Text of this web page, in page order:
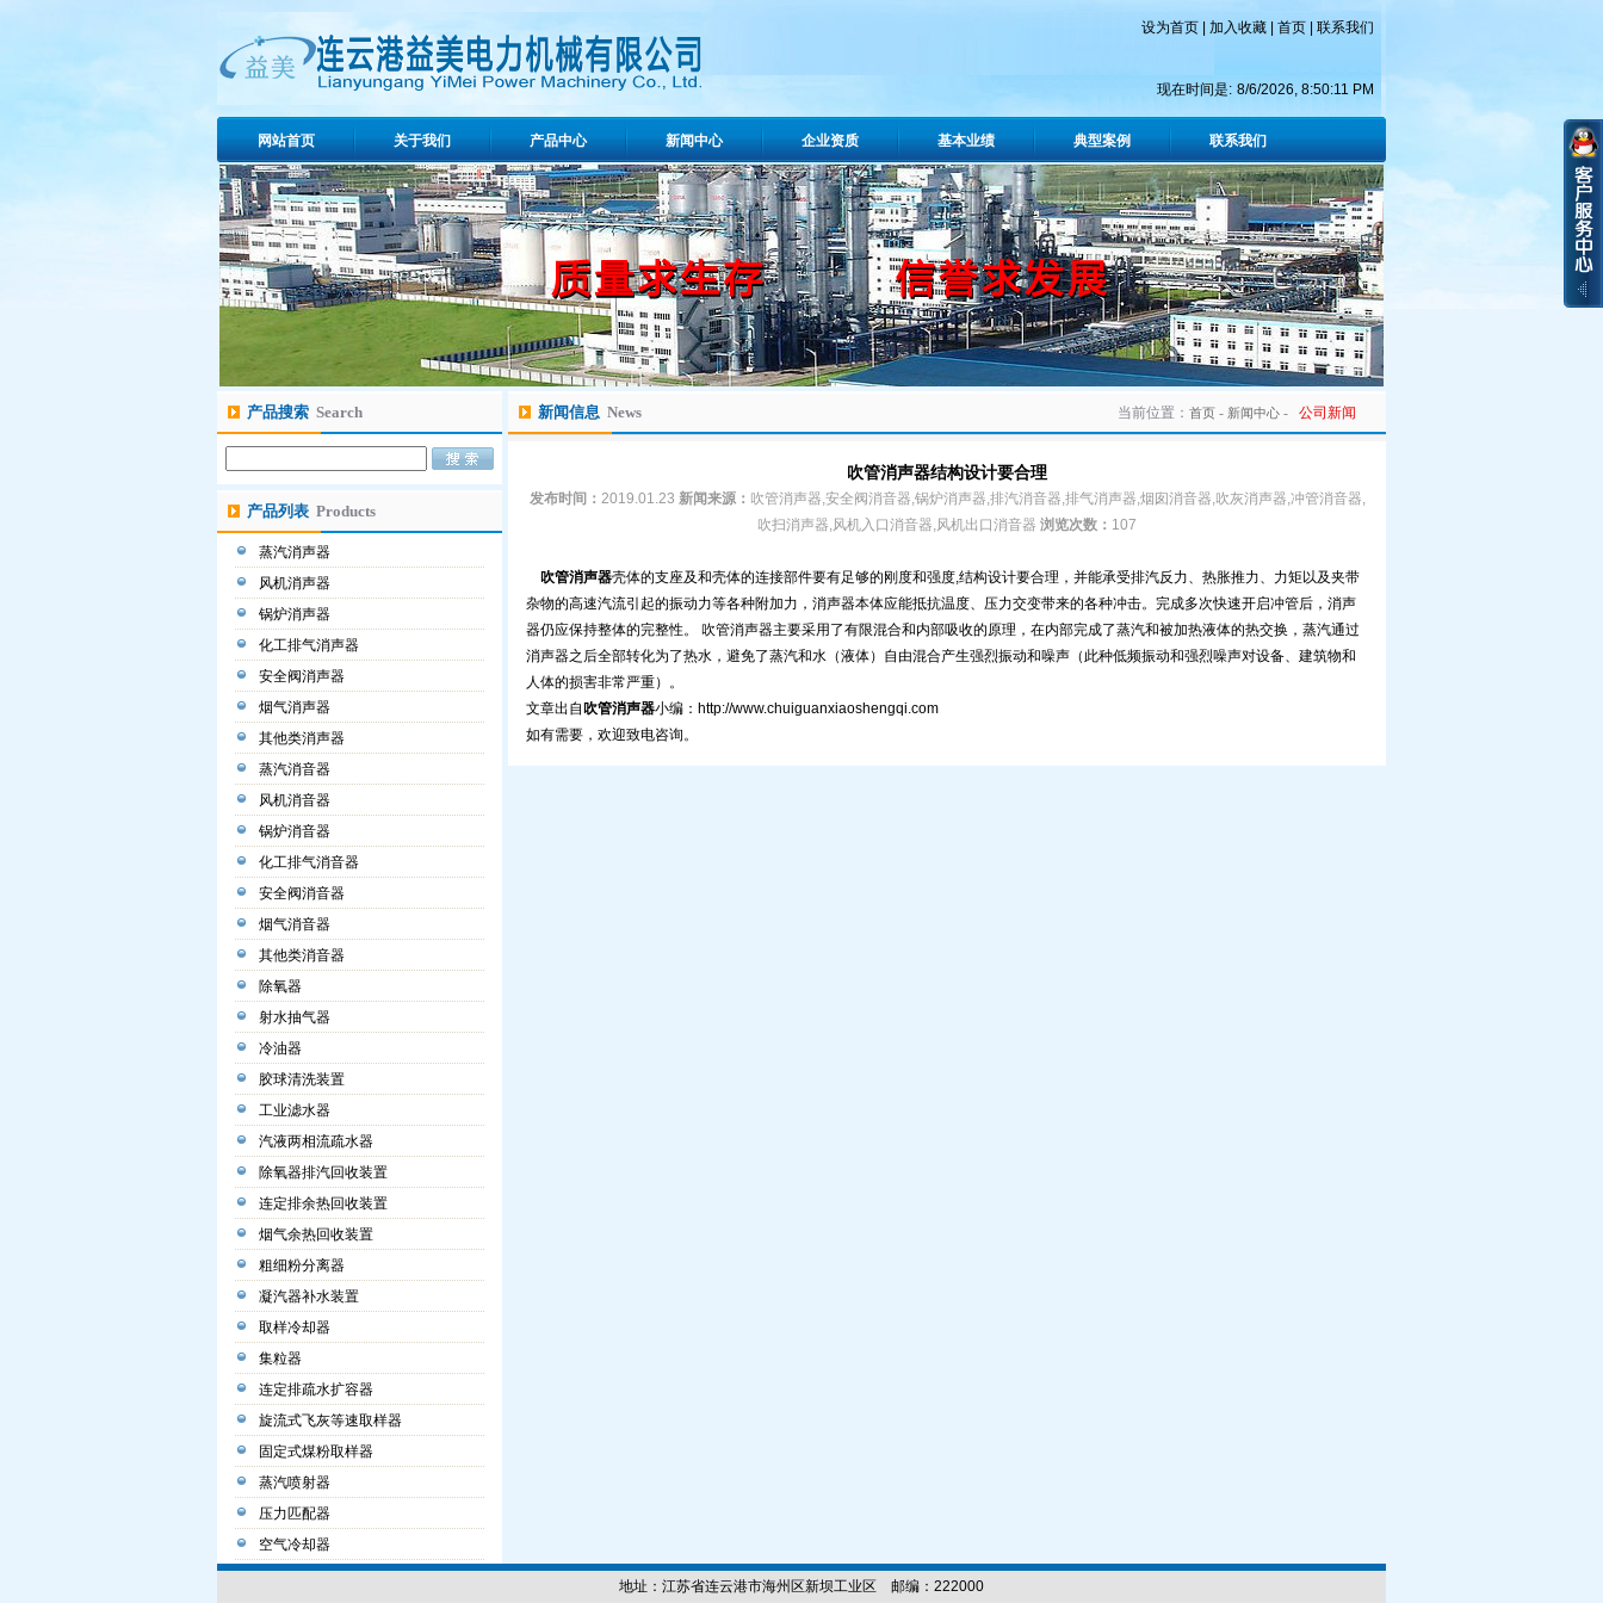
设为首页 加入收藏 首页 联系我们
现在时间是: 8/6/2026, 8:50:12 PM
网站首页 关于我们 产品中心 新闻中心 企业资质 基本业绩 典型案例 联系我们
产品搜索 Search
产品列表 Products
蒸汽消声器
风机消声器
锅炉消声器
化工排气消声器
安全阀消声器
烟气消声器
其他类消声器
蒸汽消音器
风机消音器
锅炉消音器
化工排气消音器
安全阀消音器
烟气消音器
其他类消音器
除氧器
射水抽气器
冷油器
胶球清洗装置
工业滤水器
汽液两相流疏水器
除氧器排汽回收装置
连定排余热回收装置
烟气余热回收装置
粗细粉分离器
凝汽器补水装置
取样冷却器
集粒器
连定排疏水扩容器
旋流式飞灰等速取样器
固定式煤粉取样器
蒸汽喷射器
压力匹配器
空气冷却器
新闻信息 News 当前位置： 首页 - 新闻中心 - 公司新闻
吹管消声器结构设计要合理
发布时间： 2019.01.23 新闻来源： 吹管消声器,安全阀消音器,锅炉消声器,排汽消音器,排气消声器,烟囱消音器,吹灰消声器,冲管消音器,
吹扫消声器,风机入口消音器,风机出口消音器 浏览次数： 107
吹管消声器壳体的支座及和壳体的连接部件要有足够的刚度和强度,结构设计要合理，并能承受排汽反力、热胀推力、力矩以及夹带
杂物的高速汽流引起的振动力等各种附加力，消声器本体应能抵抗温度、压力交变带来的各种冲击。完成多次快速开启冲管后，消声
器仍应保持整体的完整性。 吹管消声器主要采用了有限混合和内部吸收的原理，在内部完成了蒸汽和被加热液体的热交换，蒸汽通过
消声器之后全部转化为了热水，避免了蒸汽和水（液体）自由混合产生强烈振动和噪声（此种低频振动和强烈噪声对设备、建筑物和
人体的损害非常严重）。
文章出自 吹管消声器小编： http://www.chuiguanxiaoshengqi.com
如有需要，欢迎致电咨询。
地址：江苏省连云港市海州区新坝工业区 邮编：222000